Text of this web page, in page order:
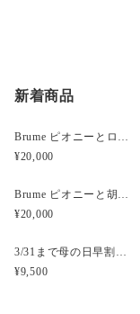
新着商品
Brume ピオニーとローズと胡蝶蘭のウェディングブーケ
¥20,000
Brume ピオニーと胡蝶蘭のウェディングブーケ
¥20,000
3/31まで母の日早割・5束限定 ピオニーのアーティフィシャルフラワーブーケ Merci Élégantメルシーエレガン
¥9,500